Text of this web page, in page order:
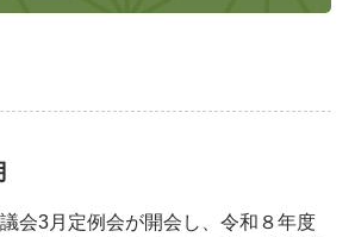
会3月定例会が開会し、令和８年度